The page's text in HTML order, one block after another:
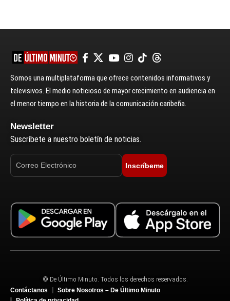
Somos una multiplataforma que ofrece contenidos informativos y
televisivos. El medio noticioso de mayor crecimiento en audiencia en
el menor tiempo en la historia de la comunicación caribeña.
Newsletter
Suscríbete a nuestro boletín de noticias.
Inscríbeme
© De Último Minuto. Todos los derechos reservados.
Contáctanos
Sobre Nosotros – De Último Minuto